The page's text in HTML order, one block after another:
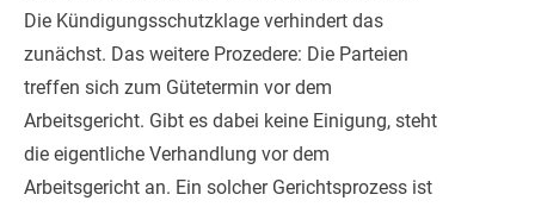
Die Kündigungsschutzklage verhindert das
zunächst. Das weitere Prozedere: Die Parteien
treffen sich zum Gütetermin vor dem
Arbeitsgericht. Gibt es dabei keine Einigung, steht
die eigentliche Verhandlung vor dem
Arbeitsgericht an. Ein solcher Gerichtsprozess ist